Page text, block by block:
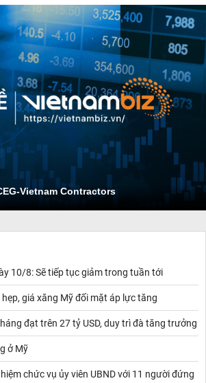
Vietnam Contractors
10/8: Sẽ tiếp tục giảm trong tuần tới
giá xăng Mỹ đối mặt áp lực tăng
đạt trên 27 tỷ USD, duy trì đà tăng trưởng
ở Mỹ
chức vụ ủy viên UBND với 11 người đứng